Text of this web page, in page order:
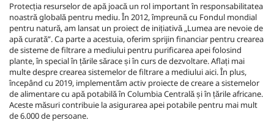
Protecția resurselor de apă joacă un rol important în responsabilitatea
noastră globală pentru mediu. În 2012, împreună cu Fondul mondial
pentru natură, am lansat un proiect de inițiativă „Lumea are nevoie de
apă curată”. Ca parte a acestuia, oferim sprijin financiar pentru crearea
de sisteme de filtrare a mediului pentru purificarea apei folosind
plante, în special în țările sărace și în curs de dezvoltare. Aflați mai
multe despre crearea sistemelor de filtrare a mediului aici. În plus,
începând cu 2019, implementăm activ proiecte de creare a sistemelor
de alimentare cu apă potabilă în Columbia Centrală și în țările africane.
Aceste măsuri contribuie la asigurarea apei potabile pentru mai mult
de 6.000 de persoane.